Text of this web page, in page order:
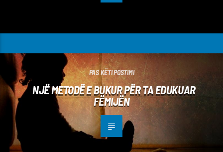
PAS KËTI POSTIMI
NJË METODË E BUKUR PËR TA EDUKUAR
FËMIJËN